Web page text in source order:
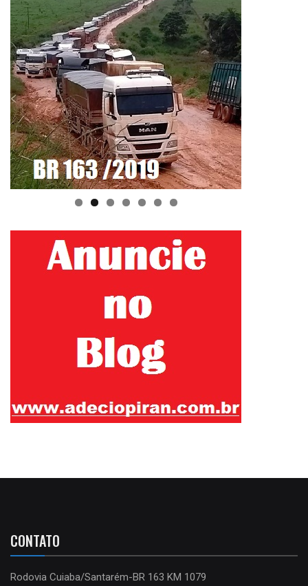
CONTATO
Rodovia Cuiaba/Santarém-BR 163 KM 1079